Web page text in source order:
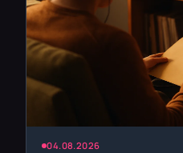
04.08.2026